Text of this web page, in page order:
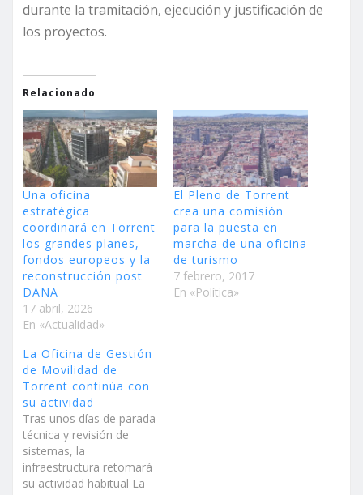
durante la tramitación, ejecución y justificación de
los proyectos.
Relacionado
Una oficina
estratégica
coordinará en Torrent
los grandes planes,
fondos europeos y la
reconstrucción post
DANA
17 abril, 2026
En «Actualidad»
El Pleno de Torrent
crea una comisión
para la puesta en
marcha de una oficina
de turismo
7 febrero, 2017
En «Política»
La Oficina de Gestión
de Movilidad de
Torrent continúa con
su actividad
Tras unos días de parada
técnica y revisión de
sistemas, la
infraestructura retomará
su actividad habitual La